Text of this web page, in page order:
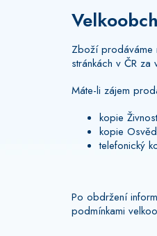
Zboží prodáváme
stránkách v ČR
Máte-li zájem
kopie
kopie
telefonický
Po obdržení
podmínkami